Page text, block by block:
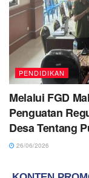
PENDIDIKAN
Melalui FGD
Penguatan
Desa Tentang
26/06/2026